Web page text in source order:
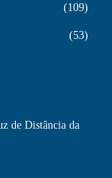
109
53
de Distância da